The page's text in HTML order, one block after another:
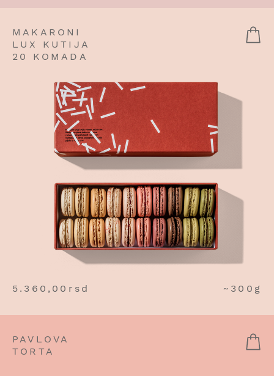
MAKARONI
LUX KUTIJA
20 KOMADA
5.360,00 rsd ~300g
PAVLOVA
TORTA